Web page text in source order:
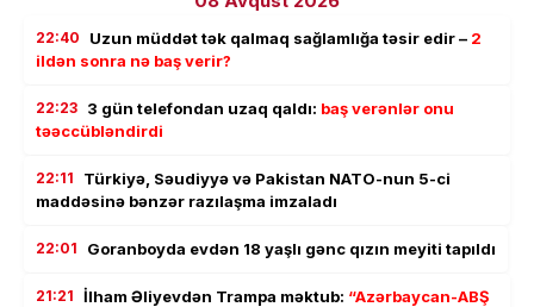
22:40 Uzun müddət tək qalmaq sağlamlığa təsir edir – 2
ildən sonra nə baş verir?
22:23 3 gün telefondan uzaq qaldı: baş verənlər onu
təəccübləndirdi
22:11
Türkiyə, Səudiyyə və Pakistan NATO-nun 5-ci
maddəsinə bənzər razılaşma imzaladı
22:01 Goranboyda evdən 18 yaşlı gənc qızın meyiti tapıldı
21:21 İlham Əliyevdən Trampa məktub: “Azərbaycan-ABŞ